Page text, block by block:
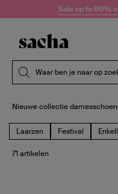
Doorgaan naar artikel
Sale up to 60%
Waar ben je naar op
Nieuwe collectie
Laarzen Festival
71 artikelen